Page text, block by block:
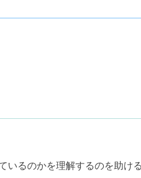
いるのかを理解するのを助け